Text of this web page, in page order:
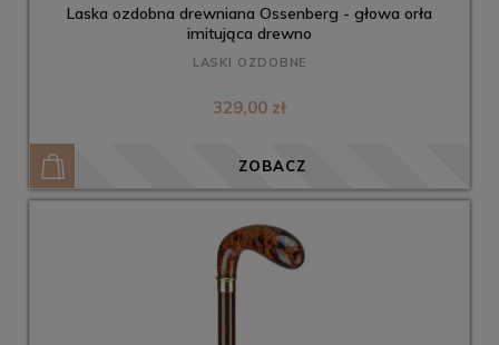
Laska ozdobna drewniana Ossenberg - głowa orła
imitująca drewno
LASKI OZDOBNE
329,00 zł
ZOBACZ